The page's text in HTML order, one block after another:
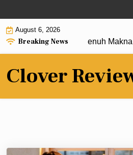
to
contentAugust 6, 2026
Breaking News
Alur Cerita Penuh Makna |
Clover